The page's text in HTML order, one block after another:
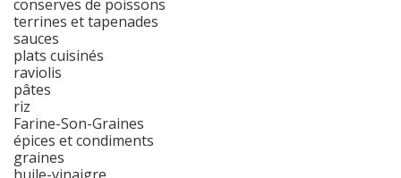
conserves de poissons
terrines et tapenades
sauces
plats cuisinés
raviolis
pâtes
riz
Farine-Son-Graines
épices et condiments
graines